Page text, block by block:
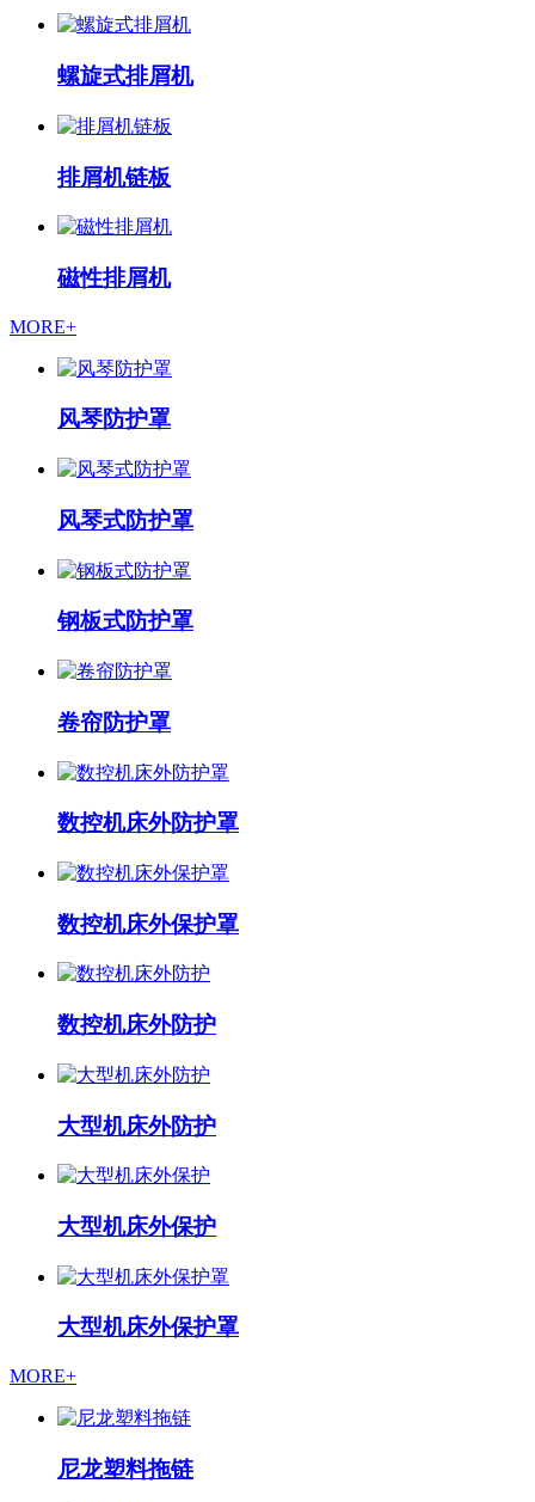
螺旋式排屑机
排屑机链板
磁性排屑机
MORE+
风琴防护罩
风琴式防护罩
钢板式防护罩
卷帘防护罩
数控机床外防护罩
数控机床外保护罩
数控机床外防护
大型机床外防护
大型机床外保护
大型机床外保护罩
MORE+
尼龙塑料拖链